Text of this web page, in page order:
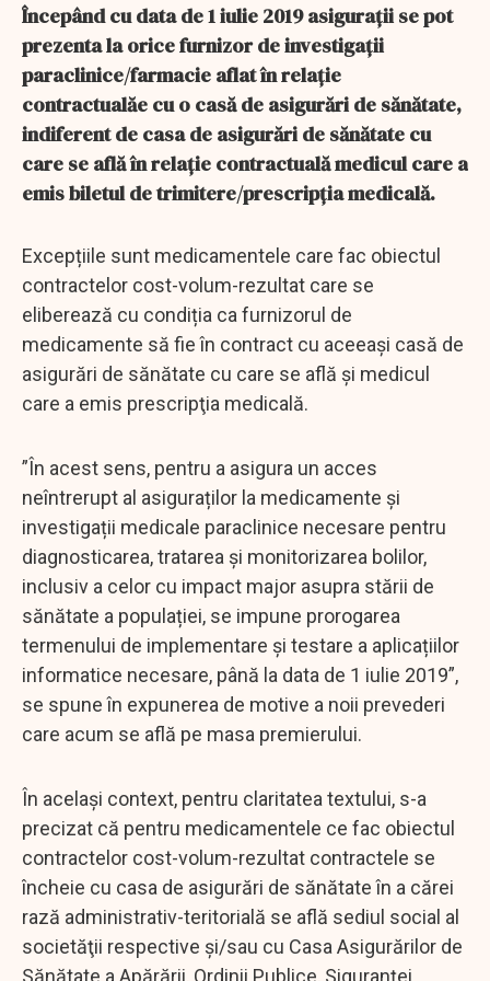
Începând cu data de 1 iulie 2019 asigurații se pot
prezenta la orice furnizor de investigații
paraclinice/farmacie aflat în relație
contractualăe cu o casă de asigurări de sănătate,
indiferent de casa de asigurări de sănătate cu
care se află în relaţie contractuală medicul care a
emis biletul de trimitere/prescripția medicală.
Excepțiile sunt medicamentele care fac obiectul
contractelor cost-volum-rezultat care se
eliberează cu condiția ca furnizorul de
medicamente să fie în contract cu aceeaşi casă de
asigurări de sănătate cu care se află și medicul
care a emis prescripţia medicală.
”În acest sens, pentru a asigura un acces
neîntrerupt al asiguraților la medicamente și
investigații medicale paraclinice necesare pentru
diagnosticarea, tratarea și monitorizarea bolilor,
inclusiv a celor cu impact major asupra stării de
sănătate a populației, se impune prorogarea
termenului de implementare și testare a aplicațiilor
informatice necesare, până la data de 1 iulie 2019”,
se spune în expunerea de motive a noii prevederi
care acum se află pe masa premierului.
În acelaşi context, pentru claritatea textului, s-a
precizat că pentru medicamentele ce fac obiectul
contractelor cost-volum-rezultat contractele se
încheie cu casa de asigurări de sănătate în a cărei
rază administrativ-teritorială se află sediul social al
societăţii respective şi/sau cu Casa Asigurărilor de
Sănătate a Apărării, Ordinii Publice, Siguranţei